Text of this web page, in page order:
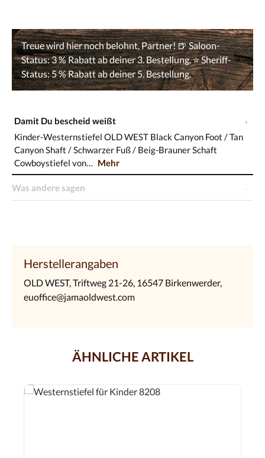
Damit Du bescheid weißt
Kinder-Westernstiefel OLD WEST Black Canyon Foot / Tan
Canyon Shaft / Schwarzer Fuß / Beig-Brauner Schaft
Cowboystiefel von… Mehr
Was andere sagen
Herstellerangaben
OLD WEST, Triftweg 21-26, 16547 Birkenwerder,
euoffice@jamaoldwest.com
ÄHNLICHE ARTIKEL